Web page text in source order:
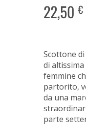
22,50€
Scottone
di
femmine
partorito,
da una
parte